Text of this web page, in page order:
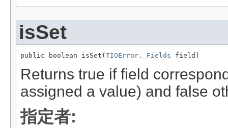
isSet
public boolean isSet( TIOError._Fields field)
Returns true if field
assigned a value) and false
指定者: